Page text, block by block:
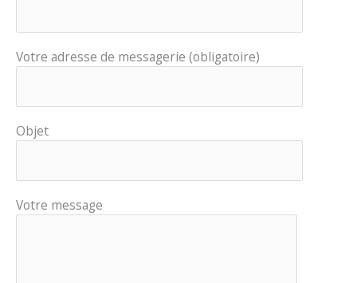
Votre adresse de messagerie (obligatoire)
Objet
Votre message